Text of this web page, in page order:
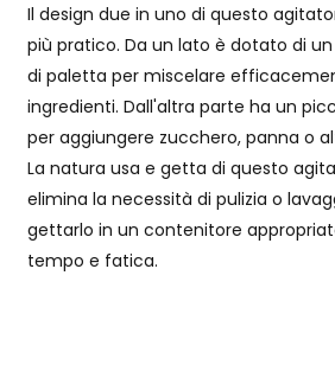
Il design due in uno di questo
più pratico. Da un lato è dotato di
di paletta per miscelare
ingredienti. Dall'altra parte ha un
per aggiungere zucchero, panna o
La natura usa e getta di questo
elimina la necessità di pulizia o
gettarlo in un contenitore
tempo e fatica.